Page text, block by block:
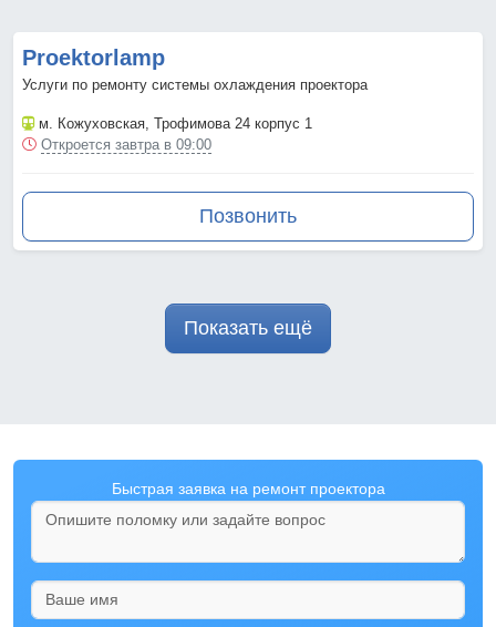
Proektorlamp
Услуги по ремонту системы охлаждения проектора
м. Кожуховская , Трофимова 24 корпус 1
Откроется завтра в 09:00
Позвонить
Показать ещё
Быстрая заявка на ремонт проектора